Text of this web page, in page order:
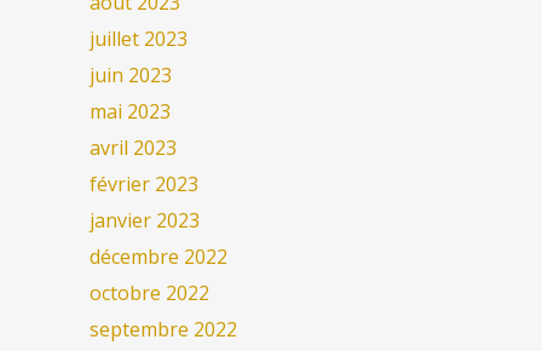
juillet 2023
juin 2023
mai 2023
avril 2023
février 2023
janvier 2023
décembre 2022
octobre 2022
septembre 2022